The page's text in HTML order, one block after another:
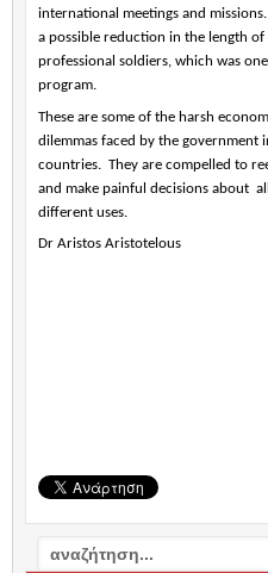
international meetings and
a possible reduction in the length
professional soldiers, which was
program.
These are some of the harsh
dilemmas faced by the government
countries. They are compelled to
and make painful decisions about
different uses.
Dr Aristos Aristotelous